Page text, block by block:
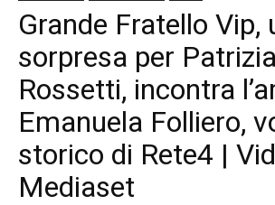
Grande Fratello Vip,
sorpresa per Patrizia
Rossetti, incontra
Emanuela Folliero,
storico di Rete4 |
Mediaset